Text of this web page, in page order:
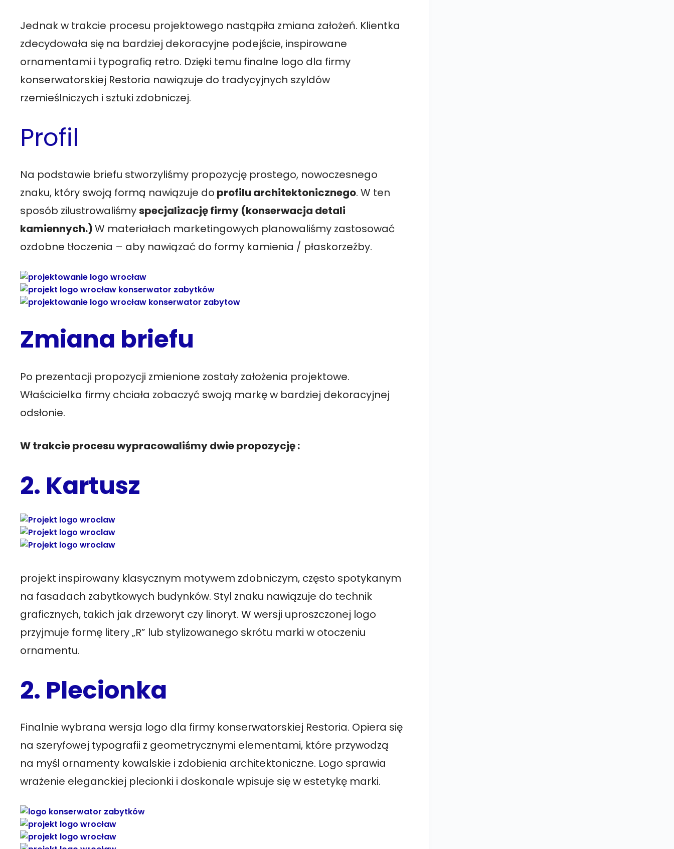
Jednak w trakcie procesu projektowego nastąpiła zmiana założeń. Klientka
zdecydowała się na bardziej dekoracyjne podejście, inspirowane
ornamentami i typografią retro. Dzięki temu finalne logo dla firmy
konserwatorskiej Restoria nawiązuje do tradycyjnych szyldów
rzemieślniczych i sztuki zdobniczej.
Profil
Na podstawie briefu stworzyliśmy propozycję prostego, nowoczesnego
znaku, który swoją formą nawiązuje do profilu architektonicznego. W ten
sposób zilustrowaliśmyspecjalizację firmy (konserwacja detali
kamiennych.)W materiałach marketingowych planowaliśmy zastosować
ozdobne tłoczenia – aby nawiązać do formy kamienia / płaskorzeźby.
Zmiana briefu
Po prezentacji propozycji zmienione zostały założenia projektowe.
Właścicielka firmy chciała zobaczyć swoją markę w bardziej dekoracyjnej
odsłonie.
W trakcie procesu wypracowaliśmy dwie propozycję :
2. Kartusz
projekt inspirowany klasycznym motywem zdobniczym, często spotykanym
na fasadach zabytkowych budynków. Styl znaku nawiązuje do technik
graficznych, takich jak drzeworyt czy linoryt. W wersji uproszczonej logo
przyjmuje formę litery „R” lub stylizowanego skrótu marki w otoczeniu
ornamentu.
2. Plecionka
Finalnie wybrana wersja logo dla firmy konserwatorskiej Restoria. Opiera się
na szeryfowej typografii z geometrycznymi elementami, które przywodzą
na myśl ornamenty kowalskie i zdobienia architektoniczne. Logo sprawia
wrażenie eleganckiej plecionki i doskonale wpisuje się w estetykę marki.